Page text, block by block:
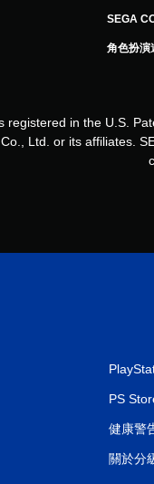
SEGA
角色扮演
in the U.S.
Ltd. or its affiliates.
PS
健康警
關於分